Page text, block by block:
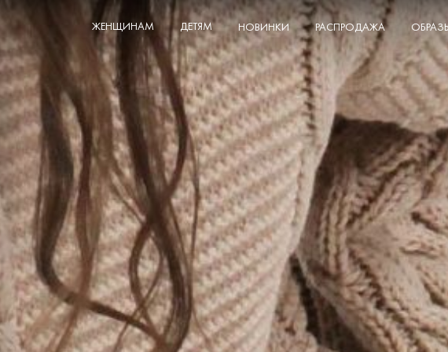
ЖЕНЩИНАМ ДЕТЯМ НОВИНКИ РАСПРОДАЖА